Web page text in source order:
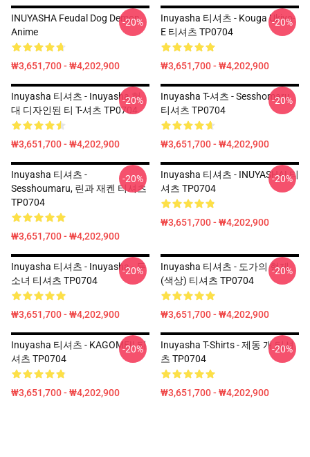
INUYASHA Feudal Dog Demon
Anime
₩3,651,700 - ₩4,202,900
-20%
Inuyasha 티셔츠 - Kouga Ukiyo-
E 티셔츠 TP0704
₩3,651,700 - ₩4,202,900
-20%
Inuyasha 티셔츠 - Inuyasha 현
대 디자인된 티 T-셔츠 TP0704
₩3,651,700 - ₩4,202,900
-20%
Inuyasha T-셔츠 - Sesshomaru
티셔츠 TP0704
₩3,651,700 - ₩4,202,900
-20%
Inuyasha 티셔츠 -
Sesshoumaru, 린과 재켄 티셔츠
TP0704
₩3,651,700 - ₩4,202,900
-20%
Inuyasha 티셔츠 - INUYASHA! 티
셔츠 TP0704
₩3,651,700 - ₩4,202,900
-20%
Inuyasha 티셔츠 - Inuyasha - 두
소녀 티셔츠 TP0704
₩3,651,700 - ₩4,202,900
-20%
Inuyasha 티셔츠 - 도가의 형제
(색상) 티셔츠 TP0704
₩3,651,700 - ₩4,202,900
-20%
Inuyasha 티셔츠 - KAGOME!! 티
셔츠 TP0704
₩3,651,700 - ₩4,202,900
-20%
Inuyasha T-Shirts - 제동 개 티셔
츠 TP0704
₩3,651,700 - ₩4,202,900
-20%